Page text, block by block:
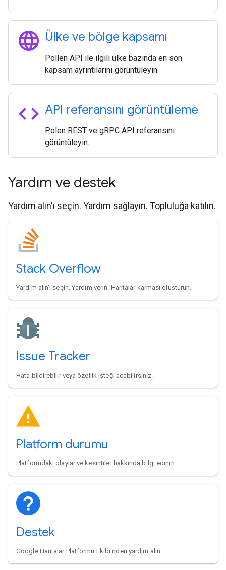
language Ülke ve bölge kapsamı
Pollen API ile ilgili ülke bazında en son
kapsam ayrıntılarını görüntüleyin.
code API referansını görüntüleme
Polen REST ve gRPC API referansını
görüntüleyin.
Yardım ve destek
Yardım alın'ı seçin. Yardım sağlayın. Topluluğa katılın.
Stack Overflow
Yardım alın'ı seçin. Yardım verin. Haritalar karması oluşturun.
Issue Tracker
Hata bildirebilir veya özellik isteği açabilirsiniz.
Platform durumu
Platformdaki olaylar ve kesintiler hakkında bilgi edinin.
Destek
Google Haritalar Platformu Ekibi'nden yardım alın.